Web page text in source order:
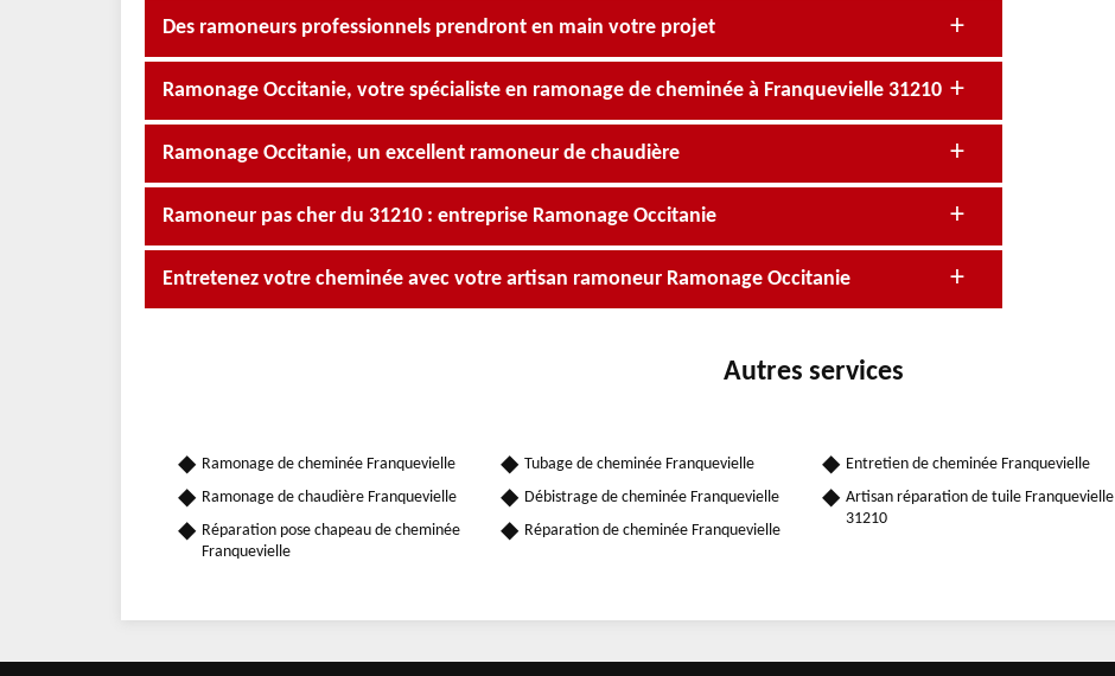
Des ramoneurs professionnels prendront en main votre projet
Ramonage Occitanie, votre spécialiste en ramonage de cheminée à Franquevielle 31210
Ramonage Occitanie, un excellent ramoneur de chaudière
Ramoneur pas cher du 31210 : entreprise Ramonage Occitanie
Entretenez votre cheminée avec votre artisan ramoneur Ramonage Occitanie
Autres services
Ramonage de cheminée Franquevielle
Ramonage de chaudière Franquevielle
Réparation pose chapeau de cheminée
Franquevielle
Tubage de cheminée Franquevielle
Débistrage de cheminée Franquevielle
Réparation de cheminée Franquevielle
Entretien de cheminée Franquevielle
Artisan réparation de tuile Franquevielle
31210